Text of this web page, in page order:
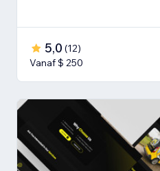
5,0 (12)
Vanaf $ 250